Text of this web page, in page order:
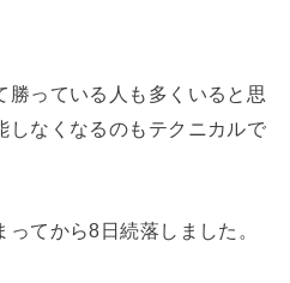
勝っている人も多くいると思
しなくなるのもテクニカルで
てから8日続落しました。